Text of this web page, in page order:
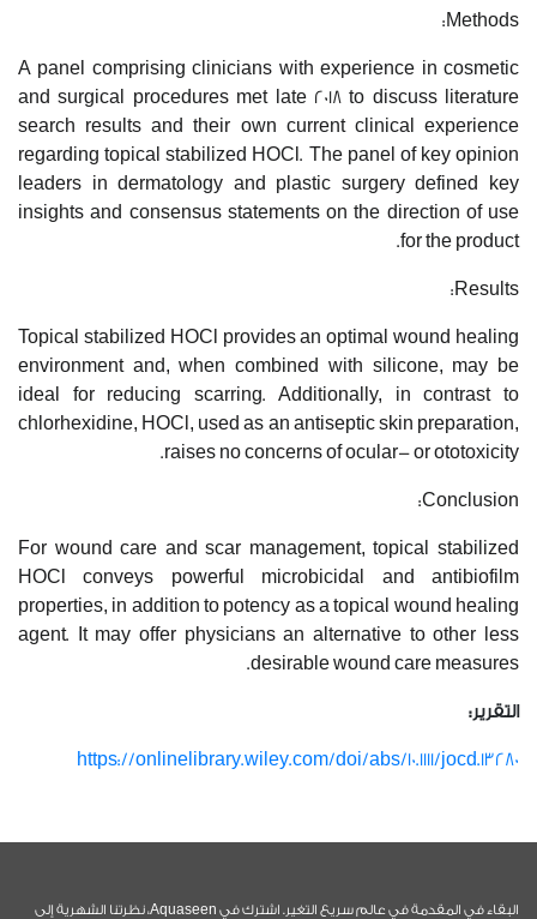
Methods:
A panel comprising clinicians with experience in cosmetic
and surgical procedures met late 2018 to discuss literature
search results and their own current clinical experience
regarding topical stabilized HOCl. The panel of key opinion
leaders in dermatology and plastic surgery defined key
insights and consensus statements on the direction of use
for the product.
Results:
Topical stabilized HOCl provides an optimal wound healing
environment and, when combined with silicone, may be
ideal for reducing scarring. Additionally, in contrast to
chlorhexidine, HOCl, used as an antiseptic skin preparation,
raises no concerns of ocular- or ototoxicity.
Conclusion:
For wound care and scar management, topical stabilized
HOCl conveys powerful microbicidal and antibiofilm
properties, in addition to potency as a topical wound healing
agent. It may offer physicians an alternative to other less
desirable wound care measures.
التقرير:
https://onlinelibrary.wiley.com/doi/abs/10.1111/jocd.13280
البقاء في المقدمة في عالم سريع التغير. اشترك في Aquaseen، نظرتنا الشهرية إلى